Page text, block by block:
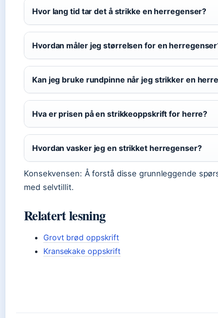
Hvor lang tid tar det å strikke en herregenser?
Hvordan måler jeg størrelsen for en
Kan jeg bruke rundpinne når jeg strikker en
Hva er prisen på en strikkeoppskrift for herre?
Hvordan vasker jeg en strikket herregenser?
Konsekvensen: Å forstå disse grunnleggende
med selvtillit.
Relatert lesning
Grovt brød oppskrift
Kransekake oppskrift